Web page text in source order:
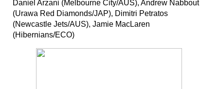
Daniel Arzani (Melbourne City/AUS), Andrew Nabbout
(Urawa Red Diamonds/JAP), Dimitri Petratos
(Newcastle Jets/AUS), Jamie MacLaren
(Hibernians/ECO)